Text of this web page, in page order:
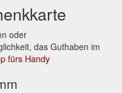
oder
das Guthaben im
fürs Handy